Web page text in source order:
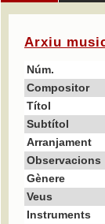
Arxiu
Núm.
Compositor
Títol
Subtítol
Arranjament
Observacions
Gènere
Veus
Instruments